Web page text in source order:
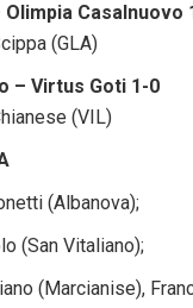
Casalnuovo
(GLA)
– Virtus Goti 1-0
(VIL)
(Albanova);
(San Vitaliano);
(Marcianise),